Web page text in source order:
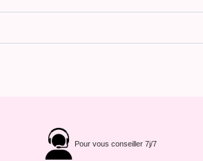
Pour vous conseiller 7j/7